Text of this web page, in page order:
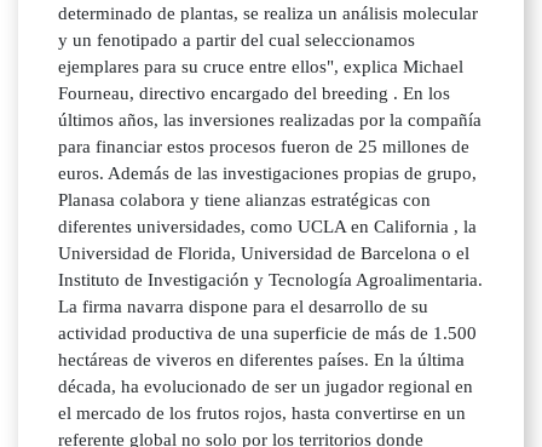
determinado de plantas, se realiza un análisis molecular
y un fenotipado a partir del cual seleccionamos
ejemplares para su cruce entre ellos", explica Michael
Fourneau, directivo encargado del breeding . En los
últimos años, las inversiones realizadas por la compañía
para financiar estos procesos fueron de 25 millones de
euros. Además de las investigaciones propias de grupo,
Planasa colabora y tiene alianzas estratégicas con
diferentes universidades, como UCLA en California , la
Universidad de Florida, Universidad de Barcelona o el
Instituto de Investigación y Tecnología Agroalimentaria.
La firma navarra dispone para el desarrollo de su
actividad productiva de una superficie de más de 1.500
hectáreas de viveros en diferentes países. En la última
década, ha evolucionado de ser un jugador regional en
el mercado de los frutos rojos, hasta convertirse en un
referente global no solo por los territorios donde